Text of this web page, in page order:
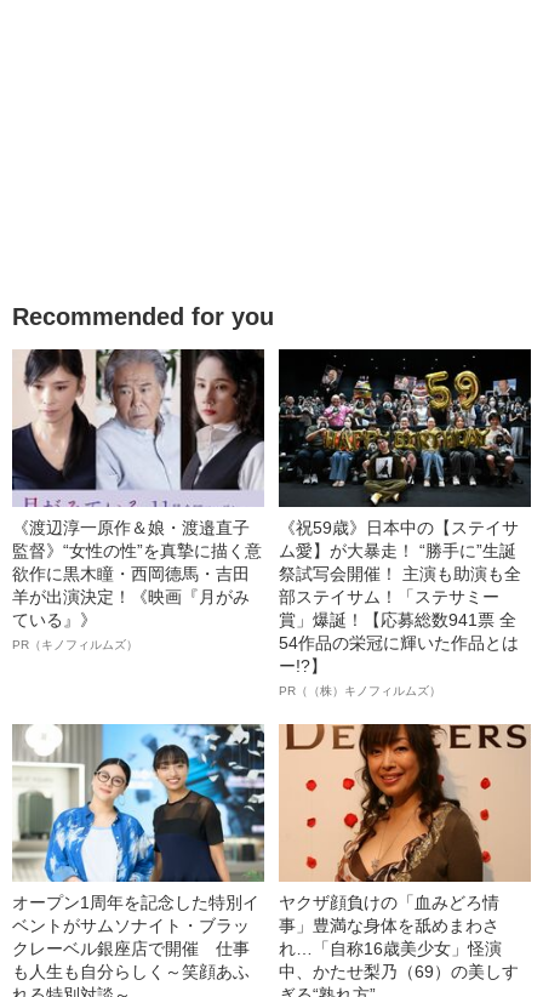
Recommended for you
《渡辺淳一原作＆娘・渡邉直子
監督》“女性の性”を真摯に描く意
欲作に黒木瞳・西岡德馬・吉田
羊が出演決定！《映画『月がみ
ている』》
PR（キノフィルムズ）
《祝59歳》日本中の【ステイサ
ム愛】が大暴走！ “勝手に”生誕
祭試写会開催！ 主演も助演も全
部ステイサム！「ステサミー
賞」爆誕！【応募総数941票 全
54作品の栄冠に輝いた作品とは
ー!?】
PR（（株）キノフィルムズ）
オープン1周年を記念した特別イ
ベントがサムソナイト・ブラッ
クレーベル銀座店で開催 仕事
も人生も自分らしく～笑顔あふ
ヤクザ顔負けの「血みどろ情
事」豊満な身体を舐めまわさ
れ…「自称16歳美少女」怪演
中、かたせ梨乃（69）の美しす